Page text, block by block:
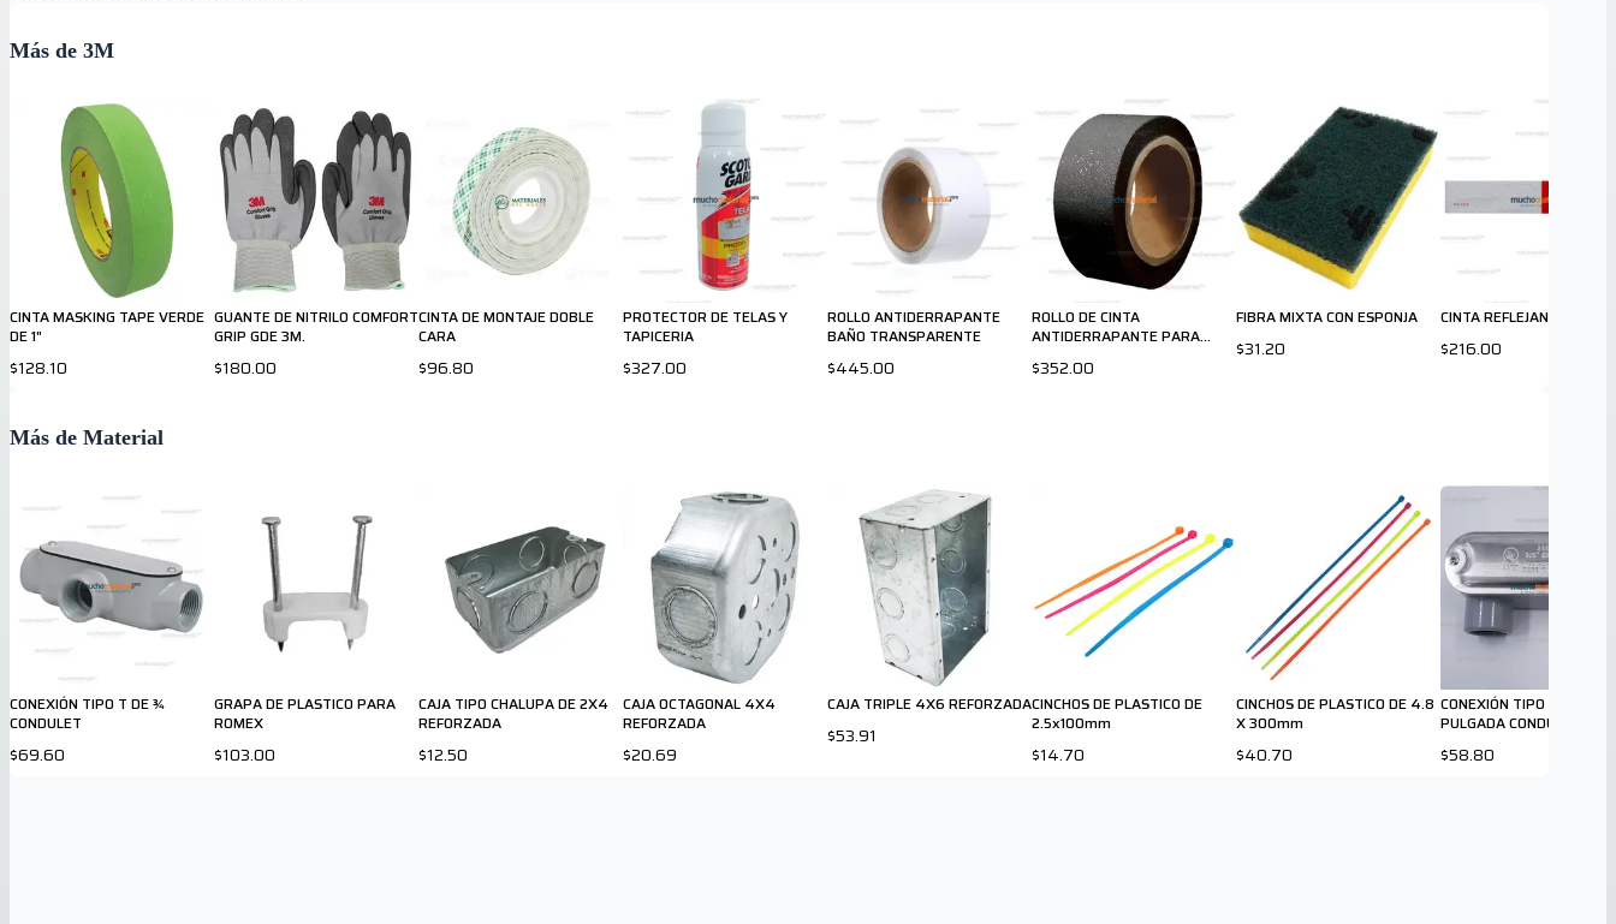
Más de 3M
CINTA MASKING TAPE VERDE
DE 1"
$128.10
GUANTE DE NITRILO COMFORT
GRIP GDE 3M.
$180.00
CINTA DE MONTAJE DOBLE
CARA
$96.80
PROTECTOR DE TELAS Y
TAPICERIA
$327.00
ROLLO ANTIDERRAPANTE
BAÑO TRANSPARENTE
$445.00
ROLLO DE CINTA
ANTIDERRAPANTE PARA
$352.00
FIBRA MIXTA CON ESPONJA
$31.20
CINTA REFLEJANTE
$216.00
Más de Material
CONEXIÓN TIPO T DE ¾
CONDULET
$69.60
GRAPA DE PLASTICO PARA
ROMEX
$103.00
CAJA TIPO CHALUPA DE 2X4
REFORZADA
$12.50
CAJA OCTAGONAL 4X4
REFORZADA
$20.69
CAJA TRIPLE 4X6 REFORZADA
$53.91
CINCHOS DE PLASTICO DE
2.5x100mm
$14.70
CINCHOS DE PLASTICO DE 4.8
X 300mm
$40.70
CONEXIÓN TIPO LR 3/4
PULGADA CONDULET
$58.80